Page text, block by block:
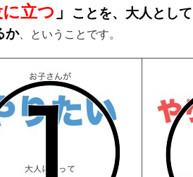
立つ 」
ことを、大人とし
か、ということです。